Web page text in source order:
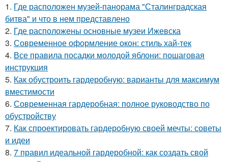
1. Где расположен музей-панорама "Сталинградская
битва" и что в нем представлено
2. Где расположены основные музеи Ижевска
3. Современное оформление окон: стиль хай-тек
4. Все правила посадки молодой яблони: пошаговая
инструкция
5. Как обустроить гардеробную: варианты для максимум
вместимости
6. Современная гардеробная: полное руководство по
обустройству
7. Как спроектировать гардеробную своей мечты: советы
и идеи
8. 7 правил идеальной гардеробной: как создать свой